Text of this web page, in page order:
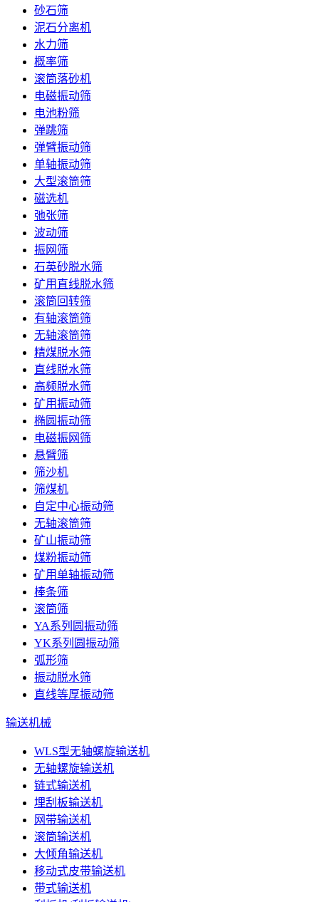
砂石筛
泥石分离机
水力筛
概率筛
滚筒落砂机
电磁振动筛
电池粉筛
弹跳筛
弹臂振动筛
单轴振动筛
大型滚筒筛
磁选机
弛张筛
波动筛
振网筛
石英砂脱水筛
矿用直线脱水筛
滚筒回转筛
有轴滚筒筛
无轴滚筒筛
精煤脱水筛
直线脱水筛
高频脱水筛
矿用振动筛
椭圆振动筛
电磁振网筛
悬臂筛
筛沙机
筛煤机
自定中心振动筛
无轴滚筒筛
矿山振动筛
煤粉振动筛
矿用单轴振动筛
棒条筛
滚筒筛
YA系列圆振动筛
YK系列圆振动筛
弧形筛
振动脱水筛
直线等厚振动筛
输送机械
WLS型无轴螺旋输送机
无轴螺旋输送机
链式输送机
埋刮板输送机
网带输送机
滚筒输送机
大倾角输送机
移动式皮带输送机
带式输送机